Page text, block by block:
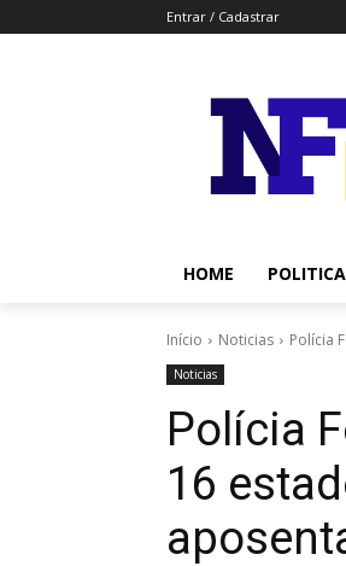
Entrar / Cadastrar
HOME POLITICA
Início Noticias Polícia
Noticias
Polícia
16